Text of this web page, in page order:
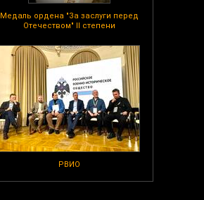
Медаль ордена "За заслуги перед
Отечеством" II степени
РВИО